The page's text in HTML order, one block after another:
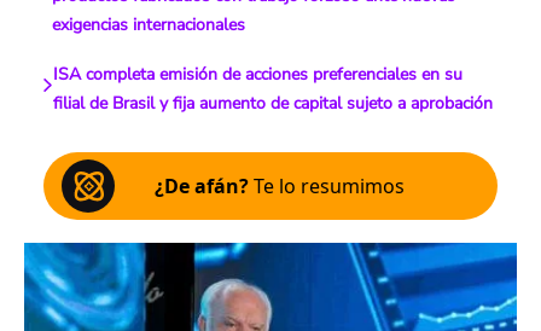
exigencias internacionales
ISA completa emisión de acciones preferenciales en su
filial de Brasil y fija aumento de capital sujeto a aprobación
¿De afán?Te lo resumimos